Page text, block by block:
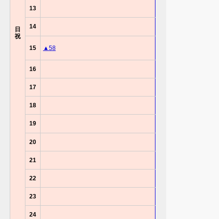
日
祝
13
14
15 ▲58
16
17
18
19
20
21
22
23
24